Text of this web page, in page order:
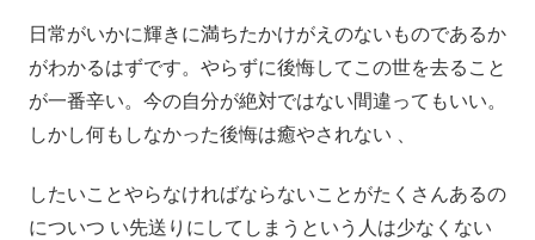
日常がいかに輝きに満ちたかけがえのないものであるか
がわかるはずです。やらずに後悔してこの世を去ること
が一番辛い。今の自分が絶対ではない間違ってもいい。
しかし何もしなかった後悔は癒やされない 、
したいことやらなければならないことがたくさんあるの
についつ い先送りにしてしまうという人は少なくない